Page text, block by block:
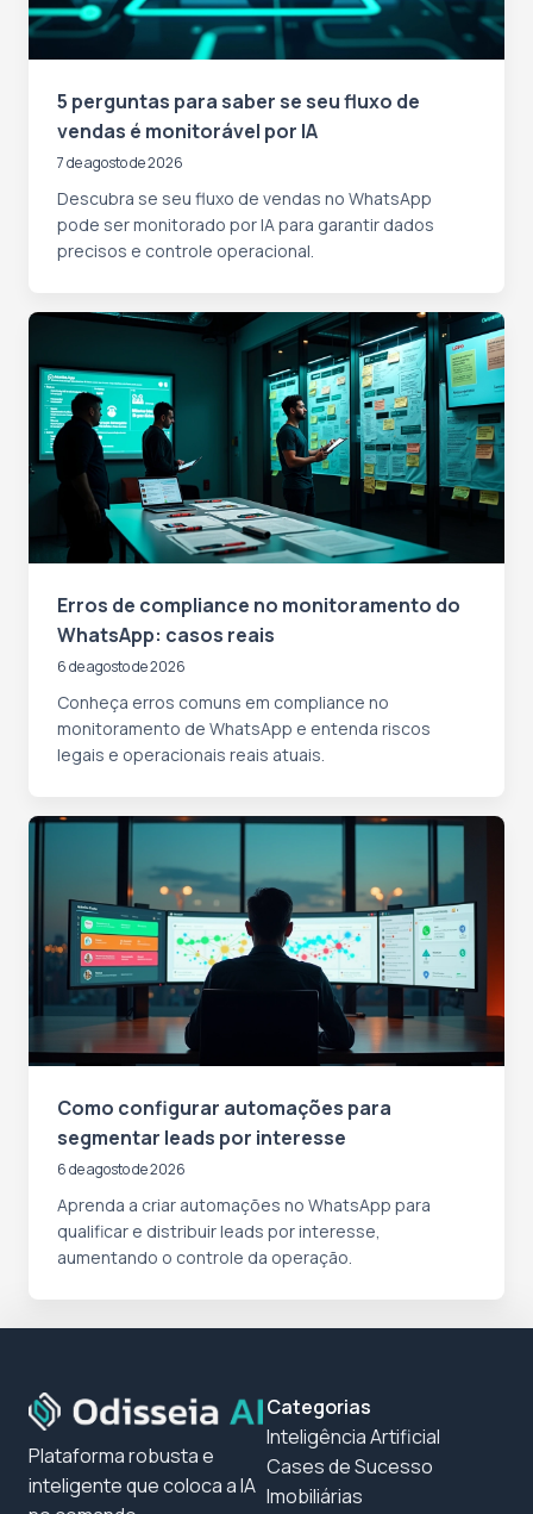
5 perguntas para saber se seu fluxo de
vendas é monitorável por IA
7 de agosto de 2026
Descubra se seu fluxo de vendas no WhatsApp
pode ser monitorado por IA para garantir dados
precisos e controle operacional.
Erros de compliance no monitoramento do
WhatsApp: casos reais
6 de agosto de 2026
Conheça erros comuns em compliance no
monitoramento de WhatsApp e entenda riscos
legais e operacionais reais atuais.
Como configurar automações para
segmentar leads por interesse
6 de agosto de 2026
Aprenda a criar automações no WhatsApp para
qualificar e distribuir leads por interesse,
aumentando o controle da operação.
Plataforma robusta e
inteligente que coloca a IA
Categorias
Inteligência Artificial
Cases de Sucesso
Imobiliárias